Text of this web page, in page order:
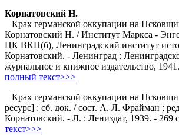
Корнатовский Н.
Крах германской оккупации на
Корнатовский Н. / Институт Маркса -
ЦК ВКП(б), Ленинградский институт
Корнатовский. - Ленинград :
журнальное и книжное издательство,
полный текст>>>
Крах германской оккупации на
ресурс] : сб. док. / сост. А. Л. Фрайман ;
Корнатовский. - Л. : Лениздат, 1939. - 269
текст>>>